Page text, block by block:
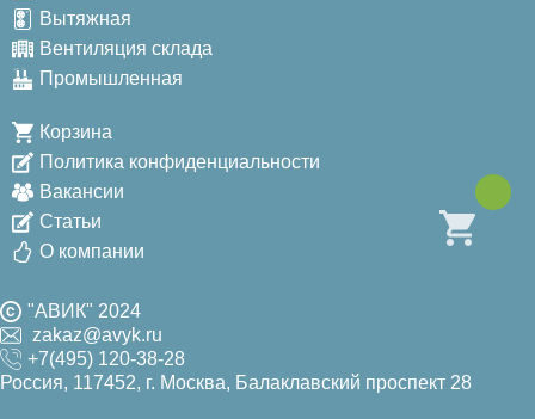
Вытяжная
Вентиляция склада
Промышленная
Корзина
Политика конфиденциальности
Вакансии
Статьи
О компании
"АВИК" 2024
zakaz@avyk.ru
+7(495) 120-38-28
Россия, 117452, г. Москва, Балаклавский проспект 28